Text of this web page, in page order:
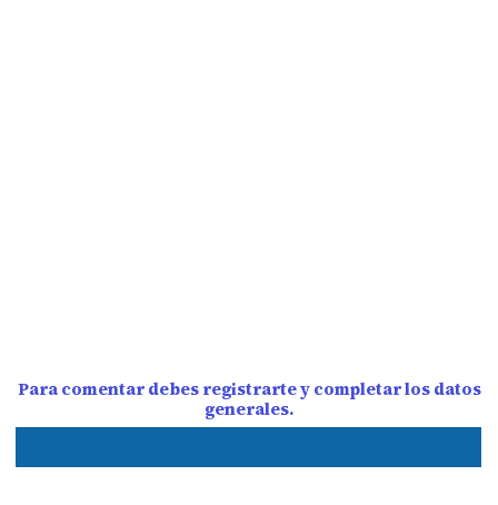
Para comentar debes registrarte y completar los datos
generales.